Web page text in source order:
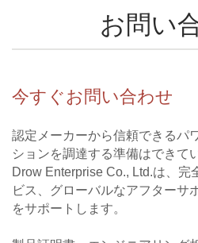
お問い
今すぐお問い合わせ
認定メーカーから信頼できるパ
ションを調達する準備はできて
Drow Enterprise Co., Ltd.は、完
ビス、グローバルなアフターサ
をサポートします。